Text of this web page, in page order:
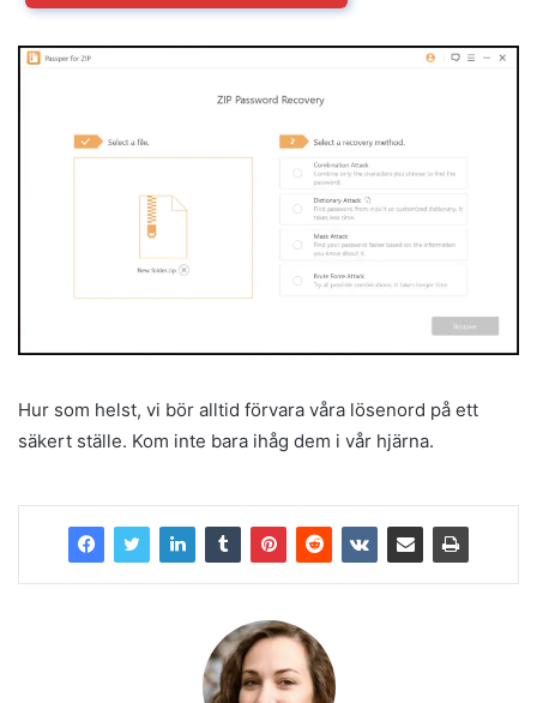
Hur som helst, vi bör alltid förvara våra lösenord på ett
säkert ställe. Kom inte bara ihåg dem i vår hjärna.